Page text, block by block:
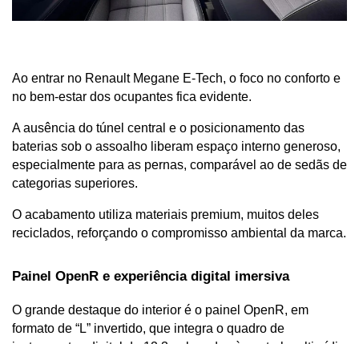
Ao entrar no Renault Megane E-Tech, o foco no conforto e
no bem-estar dos ocupantes fica evidente.
A ausência do túnel central e o posicionamento das
baterias sob o assoalho liberam espaço interno generoso,
especialmente para as pernas, comparável ao de sedãs de
categorias superiores.
O acabamento utiliza materiais premium, muitos deles
reciclados, reforçando o compromisso ambiental da marca.
Painel OpenR e experiência digital imersiva
O grande destaque do interior é o painel OpenR, em
formato de “L” invertido, que integra o quadro de